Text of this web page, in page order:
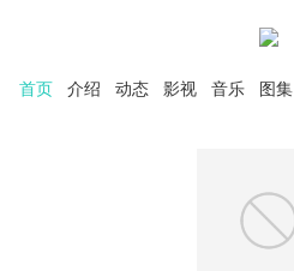
首页 介绍 动态 影视 音乐 图集